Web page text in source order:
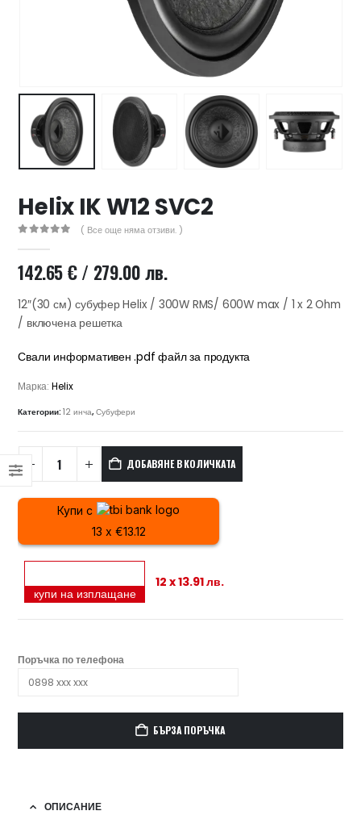
Helix IK W12 SVC2
( Все още няма отзиви. )
142.65€/ 279.00 лв.
12″(30 см) субуфер Helix / 300W RMS/ 600W max / 1 x 2 Ohm
/ включена решетка
Свали информативен .pdf файл за продукта
Марка:Helix
Категории:12 инча,Субуфери
ДОБАВЯНЕ В КОЛИЧКАТА
Купи с
13 x €13.12
купи на изплащане
12 x 13.91 лв.
Поръчка по телефона
БЪРЗА ПОРЪЧКА
ОПИСАНИЕ